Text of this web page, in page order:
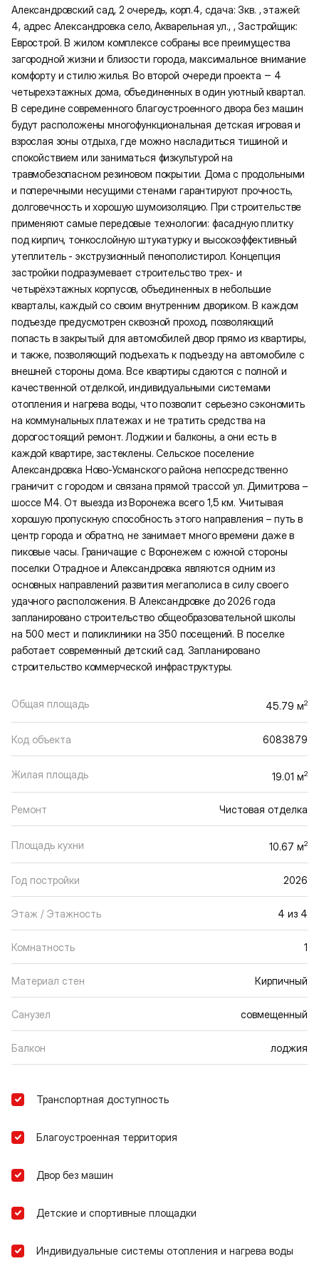
Александровский сад, 2 очередь, корп.4, сдача: 3кв. , этажей:
4, адрес Александровка село, Акварельная ул., , Застройщик:
Еврострой. В жилом комплексе собраны все преимущества
загородной жизни и близости города, максимальное внимание
комфорту и стилю жилья. Во второй очереди проекта ‒ 4
четырехэтажных дома, объединенных в один уютный квартал.
В середине современного благоустроенного двора без машин
будут расположены многофункциональная детская игровая и
взрослая зоны отдыха, где можно насладиться тишиной и
спокойствием или заниматься физкультурой на
травмобезопасном резиновом покрытии. Дома с продольными
и поперечными несущими стенами гарантируют прочность,
долговечность и хорошую шумоизоляцию. При строительстве
применяют самые передовые технологии: фасадную плитку
под кирпич, тонкослойную штукатурку и высокоэффективный
утеплитель - экструзионный пенополистирол. Концепция
застройки подразумевает строительство трех- и
четырёхэтажных корпусов, объединенных в небольшие
кварталы, каждый со своим внутренним двориком. В каждом
подъезде предусмотрен сквозной проход, позволяющий
попасть в закрытый для автомобилей двор прямо из квартиры,
и также, позволяющий подъехать к подъезду на автомобиле с
внешней стороны дома. Все квартиры сдаются с полной и
качественной отделкой, индивидуальными системами
отопления и нагрева воды, что позволит серьезно сэкономить
на коммунальных платежах и не тратить средства на
дорогостоящий ремонт. Лоджии и балконы, а они есть в
каждой квартире, застеклены. Сельское поселение
Александровка Ново-Усманского района непосредственно
граничит с городом и связана прямой трассой ул. Димитрова –
шоссе М4. От выезда из Воронежа всего 1,5 км. Учитывая
хорошую пропускную способность этого направления – путь в
центр города и обратно, не занимает много времени даже в
пиковые часы. Граничащие с Воронежем с южной стороны
поселки Отрадное и Александровка являются одним из
основных направлений развития мегаполиса в силу своего
удачного расположения. В Александровке до 2026 года
запланировано строительство общеобразовательной школы
на 500 мест и поликлиники на 350 посещений. В поселке
работает современный детский сад. Запланировано
строительство коммерческой инфраструктуры.
Общая площадь 45.79 м2
Код объекта 6083879
Жилая площадь 19.01 м2
Ремонт Чистовая отделка
Площадь кухни 10.67 м2
Год постройки 2026
Этаж / Этажность 4 из 4
Комнатность 1
Материал стен Кирпичный
Санузел совмещенный
Балкон лоджия
Транспортная доступность
Благоустроенная территория
Двор без машин
Детские и спортивные площадки
Индивидуальные системы отопления и нагрева воды